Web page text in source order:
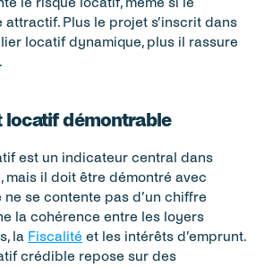
attractif. Plus le projet s’inscrit dans
locatif dynamique, plus il rassure
locatif démontrable
est un indicateur central dans
mais il doit être démontré avec
ne se contente pas d’un chiffre
la cohérence entre les loyers
la Fiscalité et les intérêts d’emprunt.
crédible repose sur des